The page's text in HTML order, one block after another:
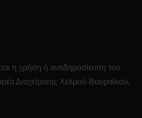
η χρήση ή αναδημοσίευση του
Διαχείρισης Χελμού-Βουραϊκού,